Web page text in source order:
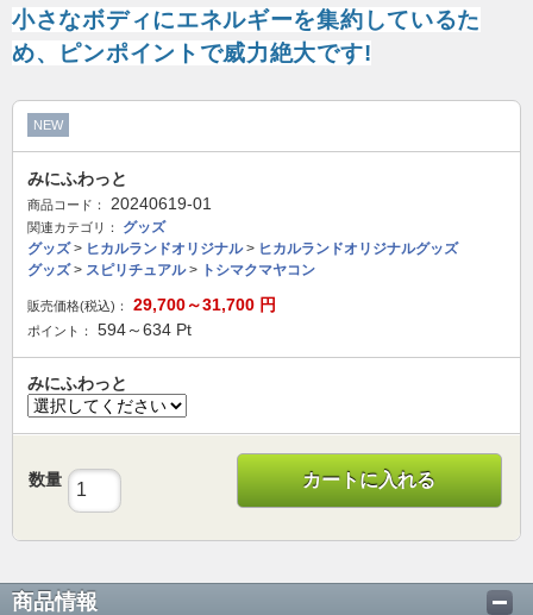
小さなボディにエネルギーを集約しているた
め、ピンポイントで威力絶大です!
NEW
みにふわっと
商品コード： 20240619-01
関連カテゴリ：
グッズ
グッズ> ヒカルランドオリジナル> ヒカルランドオリジナルグッズ
グッズ> スピリチュアル> トシマクマヤコン
販売価格(税込)： 29,700～31,700 円
ポイント： 594～634 Pt
みにふわっと
数量 カートに入れる
商品情報